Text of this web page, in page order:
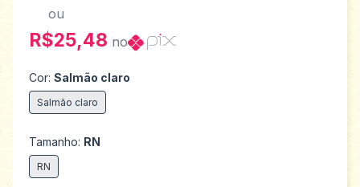
ou
R$25,48 no
Cor: Salmão claro
Salmão claro
Tamanho: RN
RN